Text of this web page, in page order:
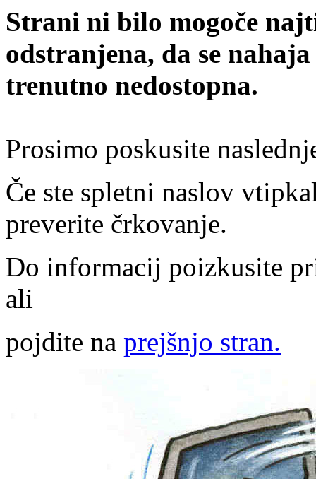
Strani ni bilo mogoče
odstranjena, da se
trenutno nedostopna.
Prosimo poskusite
Če ste spletni naslov
preverite črkovanje.
Do informacij poizkusite
ali
pojdite na prejšnjo stran.